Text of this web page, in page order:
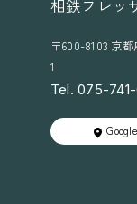
相鉄フレッ
〒600-8103 京
1
Tel. 075-